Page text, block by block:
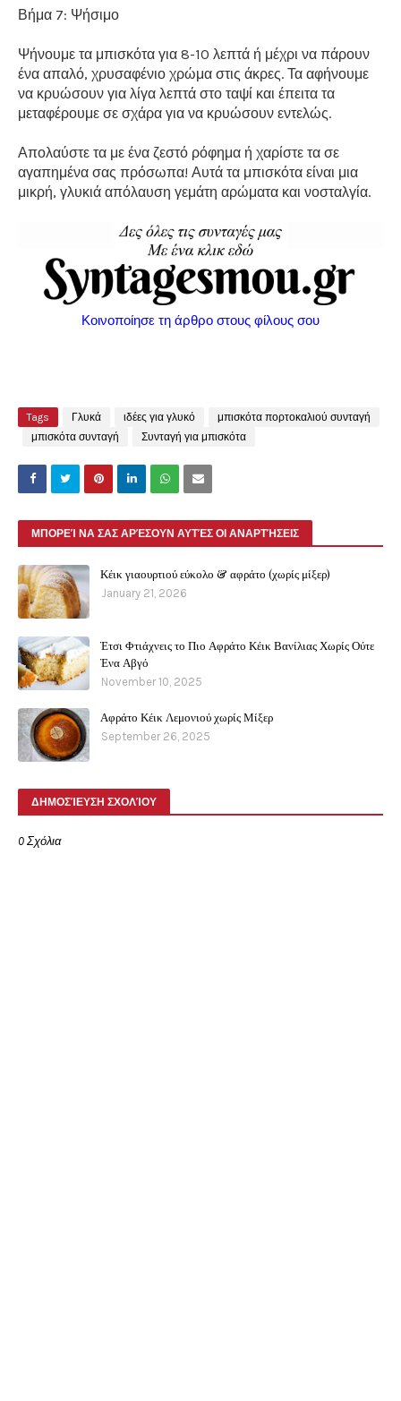
Βήμα 7: Ψήσιμο
Ψήνουμε τα μπισκότα για 8-10 λεπτά ή μέχρι να πάρουν
ένα απαλό, χρυσαφένιο χρώμα στις άκρες. Τα αφήνουμε
να κρυώσουν για λίγα λεπτά στο ταψί και έπειτα τα
μεταφέρουμε σε σχάρα για να κρυώσουν εντελώς.
Απολαύστε τα με ένα ζεστό ρόφημα ή χαρίστε τα σε
αγαπημένα σας πρόσωπα! Αυτά τα μπισκότα είναι μια
μικρή, γλυκιά απόλαυση γεμάτη αρώματα και νοσταλγία.
Κοινοποίησε τη άρθρο στους φίλους σου
Tags Γλυκά ιδέες για γλυκό
μπισκότα πορτοκαλιού συνταγή
μπισκότα συνταγή
Συνταγή για μπισκότα
ΜΠΟΡΕΊ ΝΑ ΣΑΣ ΑΡΈΣΟΥΝ ΑΥΤΈΣ ΟΙ ΑΝΑΡΤΉΣΕΙΣ
Κέικ γιαουρτιού εύκολο & αφράτο (χωρίς μίξερ)
January 21, 2026
Έτσι Φτιάχνεις το Πιο Αφράτο Κέικ Βανίλιας Χωρίς Ούτε
Ένα Αβγό
November 10, 2025
Αφράτο Κέικ Λεμονιού χωρίς Μίξερ
September 26, 2025
ΔΗΜΟΣΊΕΥΣΗ ΣΧΟΛΊΟΥ
0 Σχόλια